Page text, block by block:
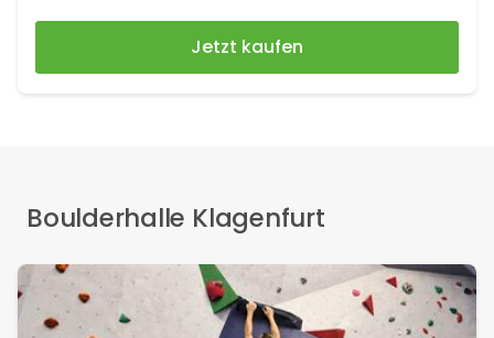
Jetzt kaufen
Boulderhalle Klagenfurt